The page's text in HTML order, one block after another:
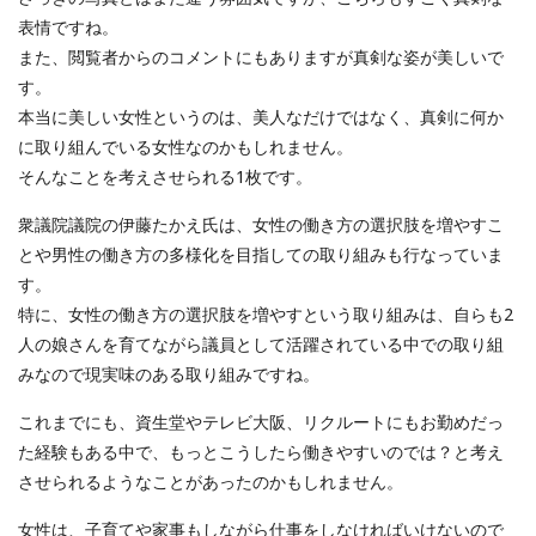
表情ですね。
また、閲覧者からのコメントにもありますが真剣な姿が美しいで
す。
本当に美しい女性というのは、美人なだけではなく、真剣に何か
に取り組んでいる女性なのかもしれません。
そんなことを考えさせられる1枚です。
衆議院議院の伊藤たかえ氏は、女性の働き方の選択肢を増やすこ
とや男性の働き方の多様化を目指しての取り組みも行なっていま
す。
特に、女性の働き方の選択肢を増やすという取り組みは、自らも2
人の娘さんを育てながら議員として活躍されている中での取り組
みなので現実味のある取り組みですね。
これまでにも、資生堂やテレビ大阪、リクルートにもお勤めだっ
た経験もある中で、もっとこうしたら働きやすいのでは？と考え
させられるようなことがあったのかもしれません。
女性は、子育てや家事もしながら仕事をしなければいけないので